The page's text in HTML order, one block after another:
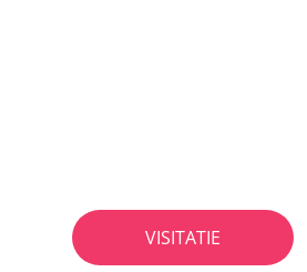
VISITATIE